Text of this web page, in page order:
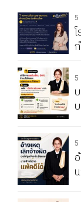
5
5
5